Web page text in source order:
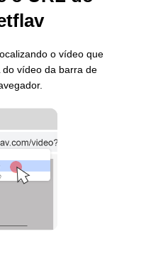
o vídeo que
do vídeo da barra de